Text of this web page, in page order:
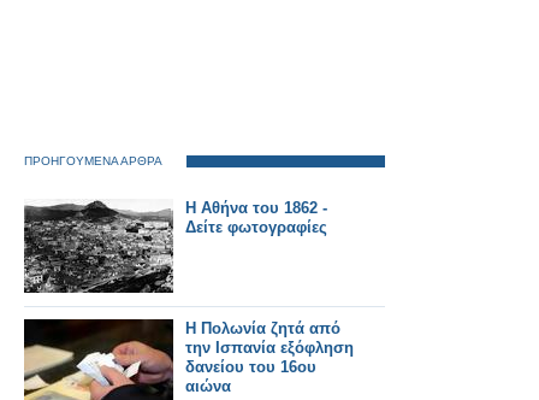
ΠΡΟΗΓΟΥΜΕΝΑ ΑΡΘΡΑ
Η Αθήνα του 1862 -
Δείτε φωτογραφίες
Η Πολωνία ζητά από
την Ισπανία εξόφληση
δανείου του 16ου
αιώνα